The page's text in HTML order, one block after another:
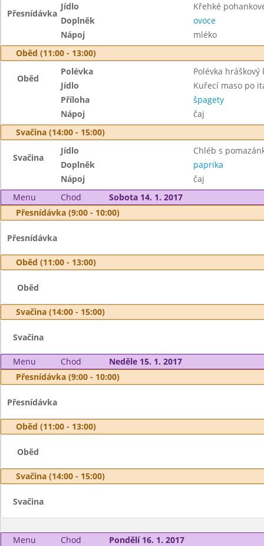
Přesnídávka
Jídlo
Křehké
Doplněk
ovoce
Nápoj
mléko
Oběd (11:00 - 13:00)
Oběd
Polévka
Polévka hráškový
Jídlo
Kuřecí maso po
Příloha
špagety
Nápoj
čaj
Svačina (14:00 - 15:00)
Svačina
Jídlo
Chléb s
Doplněk
paprika
Nápoj
čaj
Menu
Chod
Sobota 14. 1. 2017
Přesnídávka (9:00 - 10:00)
Přesnídávka
Oběd (11:00 - 13:00)
Oběd
Svačina (14:00 - 15:00)
Svačina
Menu Chod
Neděle 15. 1. 2017
Přesnídávka (9:00 - 10:00)
Přesnídávka
Oběd (11:00 - 13:00)
Oběd
Svačina (14:00 - 15:00)
Svačina
Menu Chod
Pondělí 16. 1. 2017